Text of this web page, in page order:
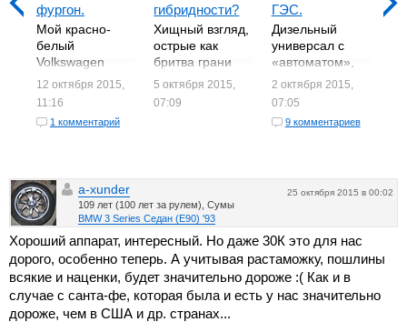
фургон.
Мой красно-
белый
Volkswagen
Multivan никто с
территории
Киевского
кукольного
я его там нагло
снимал. Даже
проехавший
возле ...
12 октября 2015,
11:16
1 комментарий
гибридности?
Хищный взгляд,
острые как
бритва грани
кузова,
распахнутая
пасть решетки
Lexus NX пугает
которые под ...
5 октября 2015,
07:09
ГЭС.
Дизельный
универсал с
«автоматом»,
повышенным
клиренсом и
внедорожным
обвесом не
вызывает
устойчивое
провести все ...
2 октября 2015,
07:05
9 комментариев
25 октября 2015 в 00:02
a-xunder
109 лет (100 лет за рулем), Сумы
BMW 3 Series Седан (E90) '93
Хороший аппарат, интересный. Но даже 30К это для нас
дорого, особенно теперь. А учитывая растаможку, пошлины
всякие и наценки, будет значительно дороже :( Как и в
случае с санта-фе, которая была и есть у нас значительно
дороже, чем в США и др. странах...